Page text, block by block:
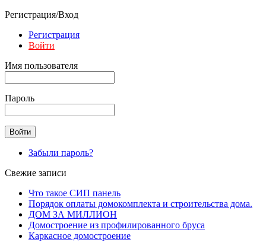
Регистрация/Вход
Регистрация
Войти
Имя пользователя
Пароль
Забыли пароль?
Свежие записи
Что такое СИП панель
Порядок оплаты домокомплекта и строительства дома.
ДОМ ЗА МИЛЛИОН
Домостроение из профилированного бруса
Каркасное домостроение